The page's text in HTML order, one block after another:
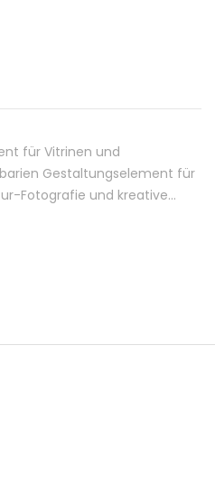
für Vitrinen und
Gestaltungselement für
Fotografie und kreative…